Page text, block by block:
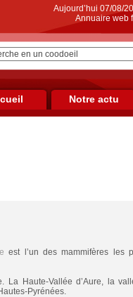
Aujourd’hui 07/08/
Annuaire web
Notre actu
est l’un des mammifères les
Haute-Vallée d’Aure, la
Pyrénées.